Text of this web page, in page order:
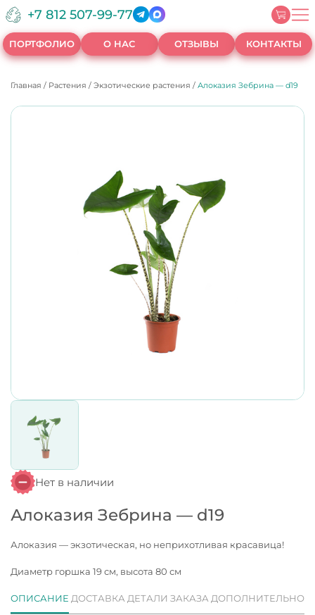
+7 812 507-99-77
ПОРТФОЛИО О НАС ОТЗЫВЫ КОНТАКТЫ
Главная / Растения /Экзотические растения /Алоказия Зебрина — d19
Нет в наличии
Алоказия Зебрина — d19
Алоказия — экзотическая, но неприхотливая красавица!
Диаметр горшка 19 см, высота 80 см
ОПИСАНИЕ ДОСТАВКА ДЕТАЛИ ЗАКАЗА ДОПОЛНИТЕЛЬНО